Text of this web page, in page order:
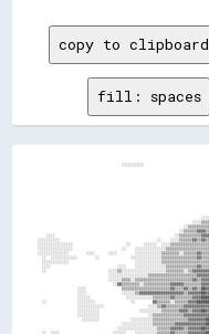
copy to clipboard
fill: spaces